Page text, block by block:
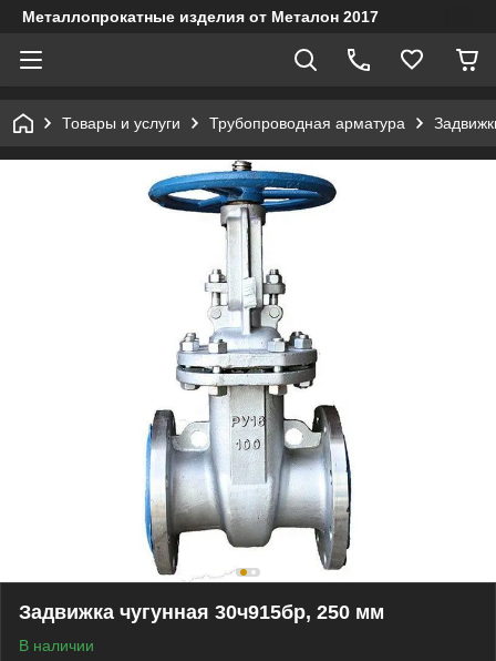
Металлопрокатные изделия от Металон 2017
Товары и услуги Трубопроводная арматура
Задвижка чугунная 30ч915бр, 250 мм
В наличии